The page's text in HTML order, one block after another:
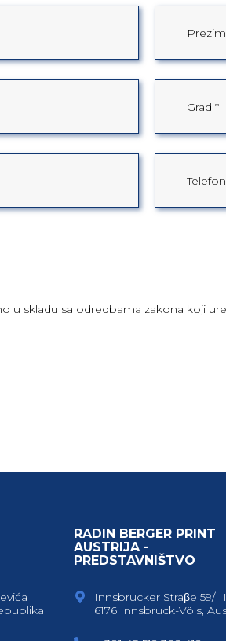
u skladu sa odredbama zakona koji
RADIN BERGER PRINT
AUSTRIJA -
PREDSTAVNIŠTVO
Innsbrucker Straβe 59/
6176 Innsbruck-Völs,